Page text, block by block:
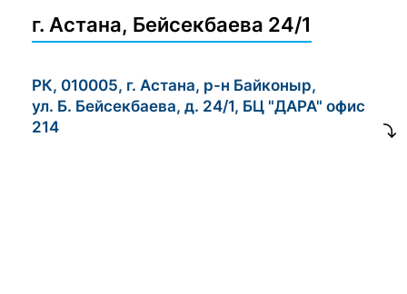
г. Астана, Бейсекбаева 24/1
РК, 010005, г. Астана, р-н Байконыр,
ул. Б. Бейсекбаева, д. 24/1, БЦ "ДАРА" офис
214